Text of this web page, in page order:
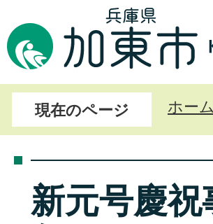
現在のページ ホーム
新元号慶